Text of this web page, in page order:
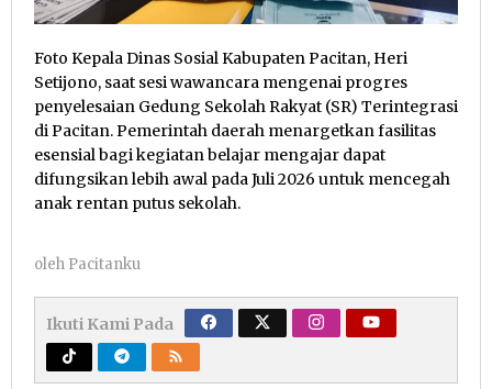
Foto Kepala Dinas Sosial Kabupaten Pacitan, Heri
Setijono, saat sesi wawancara mengenai progres
penyelesaian Gedung Sekolah Rakyat (SR) Terintegrasi
di Pacitan. Pemerintah daerah menargetkan fasilitas
esensial bagi kegiatan belajar mengajar dapat
difungsikan lebih awal pada Juli 2026 untuk mencegah
anak rentan putus sekolah.
oleh Pacitanku
Ikuti Kami Pada